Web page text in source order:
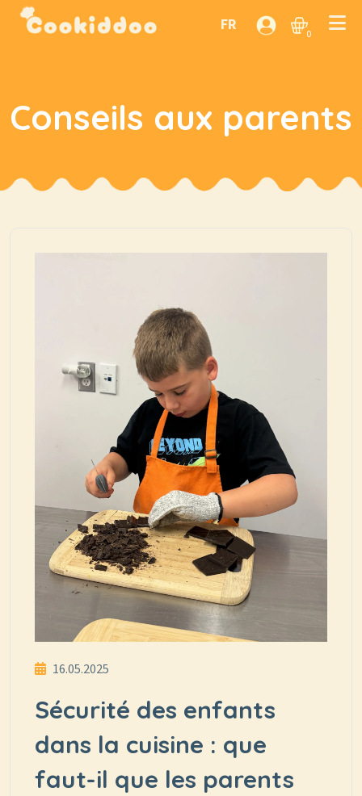
FR 0
Conseils aux parents
16.05.2025
Sécurité des enfants
dans la cuisine : que
faut-il que les parents